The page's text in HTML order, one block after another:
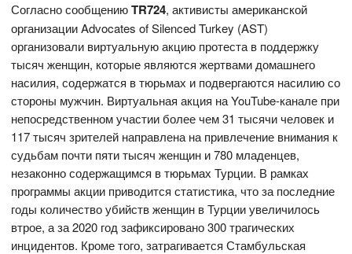
Согласно сообщениюTR724, активисты американской
организации Advocates of Silenced Turkey (AST)
организовали виртуальную акцию протеста в поддержку
тысяч женщин, которые являются жертвами домашнего
насилия, содержатся в тюрьмах и подвергаются насилию со
стороны мужчин. Виртуальная акция на YouTube-канале при
непосредственном участии более чем 31 тысячи человек и
117 тысяч зрителей направлена на привлечение внимания к
судьбам почти пяти тысяч женщин и 780 младенцев,
незаконно содержащимся в тюрьмах Турции. В рамках
программы акции приводится статистика, что за последние
годы количество убийств женщин в Турции увеличилось
втрое, а за 2020 год зафиксировано 300 трагических
инцидентов. Кроме того, затрагивается Стамбульская